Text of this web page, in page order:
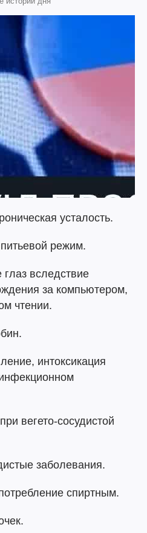
усталость.
режим.
вследствие
за компьютером,
чтении.
интоксикация
вегето-сосудистой
заболевания.
спиртным.